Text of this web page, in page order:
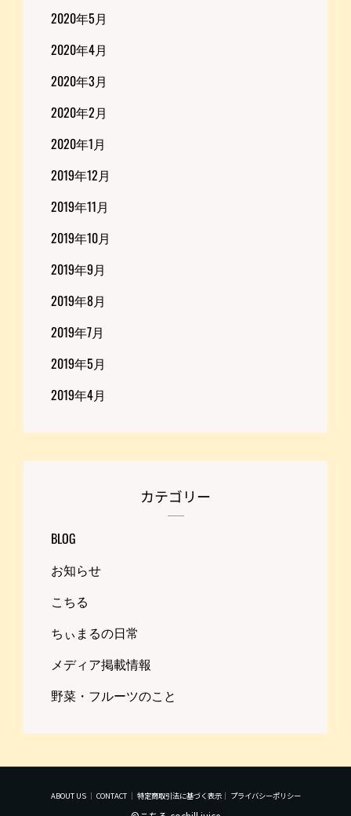
2020年5月
2020年4月
2020年3月
2020年2月
2020年1月
2019年12月
2019年11月
2019年10月
2019年9月
2019年8月
2019年7月
2019年5月
2019年4月
カテゴリー
BLOG
お知らせ
こちる
ちぃまるの日常
メディア掲載情報
野菜・フルーツのこと
ABOUT US｜ CONTACT｜ 特定商取引法に基づく表示｜ プライバシーポリシー